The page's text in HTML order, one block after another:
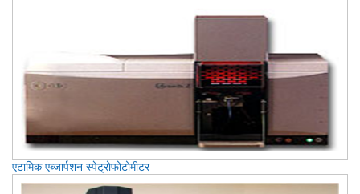
एटामिक एब्जार्पशन स्पेट्रोफोटोमीटर